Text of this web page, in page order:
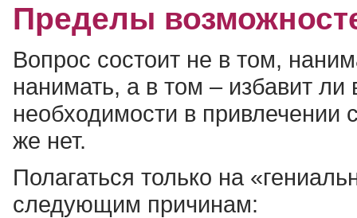
Пределы
Вопрос состоит не в том,
нанимать, а в том – избавит
необходимости в привлечении
же нет.
Полагаться только на
следующим причинам: